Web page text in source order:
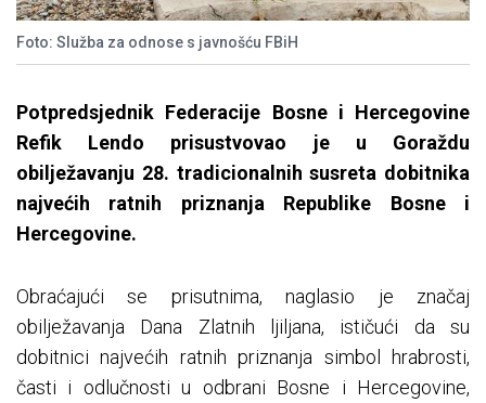
Foto: Služba za odnose s javnošću FBiH
Potpredsjednik Federacije Bosne i Hercegovine
Refik Lendo prisustvovao je u Goraždu
obilježavanju 28. tradicionalnih susreta dobitnika
najvećih ratnih priznanja Republike Bosne i
Hercegovine.
Obraćajući se prisutnima, naglasio je značaj
obilježavanja Dana Zlatnih ljiljana, ističući da su
dobitnici najvećih ratnih priznanja simbol hrabrosti,
časti i odlučnosti u odbrani Bosne i Hercegovine,